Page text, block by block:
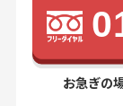
お急ぎの